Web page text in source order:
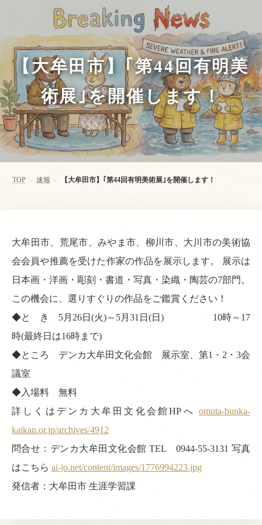
【大牟田市】｢第44回有明美
術展｣を開催します！
TOP > 速報 > 【大牟田市】｢第44回有明美術展｣を開催します！
大牟田市、荒尾市、みやま市、柳川市、大川市の美術協
会会員や推薦を受けた作家の作品を展示します。 展示は
日本画・洋画・彫刻・書道・写真・染織・陶芸の7部門。
この機会に、選りすぐりの作品をご鑑賞ください！
◆と き 5月26日(火)～5月31日(日) 10時～17
時(最終日は16時まで)
◆ところ デンカ大牟田文化会館 展示室、第1・2・3会
議室
◆入場料 無料
詳しくはデンカ大牟田文化会館HPへ omuta-bunka-
kaikan.or.jp/archives/4912
問合せ：デンカ大牟田文化会館 TEL 0944-55-3131 写真
はこちら ai-jo.net/content/images/1776994223.jpg
発信者：大牟田市 生涯学習課